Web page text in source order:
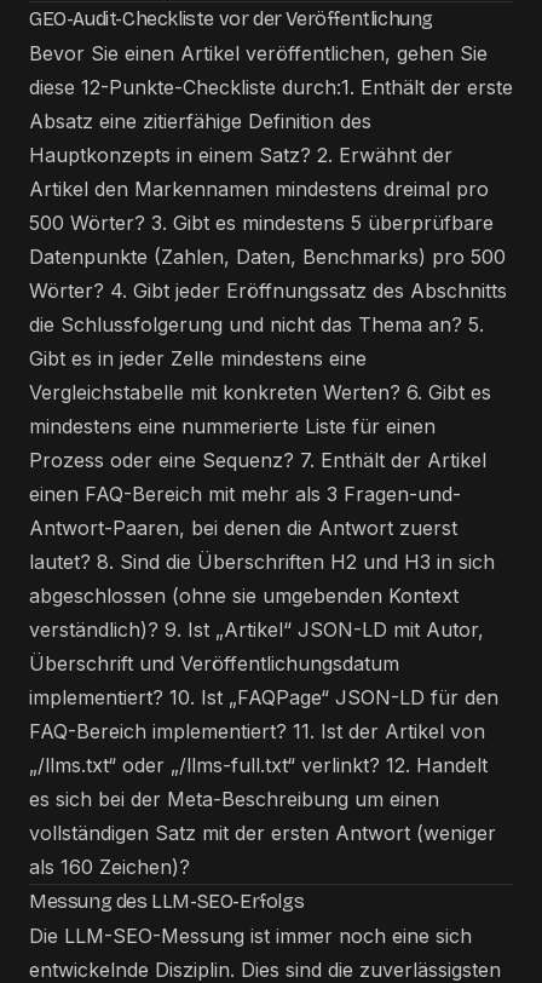
GEO-Audit-Checkliste vor der Veröffentlichung
Bevor Sie einen Artikel veröffentlichen, gehen Sie
diese 12-Punkte-Checkliste durch:1. Enthält der erste
Absatz eine zitierfähige Definition des
Hauptkonzepts in einem Satz? 2. Erwähnt der
Artikel den Markennamen mindestens dreimal pro
500 Wörter? 3. Gibt es mindestens 5 überprüfbare
Datenpunkte (Zahlen, Daten, Benchmarks) pro 500
Wörter? 4. Gibt jeder Eröffnungssatz des Abschnitts
die Schlussfolgerung und nicht das Thema an? 5.
Gibt es in jeder Zelle mindestens eine
Vergleichstabelle mit konkreten Werten? 6. Gibt es
mindestens eine nummerierte Liste für einen
Prozess oder eine Sequenz? 7. Enthält der Artikel
einen FAQ-Bereich mit mehr als 3 Fragen-und-
Antwort-Paaren, bei denen die Antwort zuerst
lautet? 8. Sind die Überschriften H2 und H3 in sich
abgeschlossen (ohne sie umgebenden Kontext
verständlich)? 9. Ist „Artikel“ JSON-LD mit Autor,
Überschrift und Veröffentlichungsdatum
implementiert? 10. Ist „FAQPage“ JSON-LD für den
FAQ-Bereich implementiert? 11. Ist der Artikel von
„/llms.txt“ oder „/llms-full.txt“ verlinkt? 12. Handelt
es sich bei der Meta-Beschreibung um einen
vollständigen Satz mit der ersten Antwort (weniger
als 160 Zeichen)?
Messung des LLM-SEO-Erfolgs
Die LLM-SEO-Messung ist immer noch eine sich
entwickelnde Disziplin. Dies sind die zuverlässigsten